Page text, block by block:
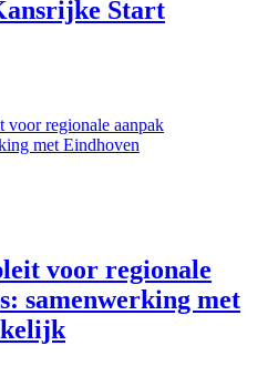
Start
voor regionale
samenwerking met